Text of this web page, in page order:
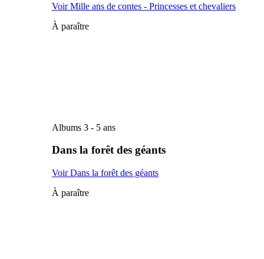
Voir Mille ans de contes - Princesses et chevaliers
À paraître
Albums 3 - 5 ans
Dans la forêt des géants
Voir Dans la forêt des géants
À paraître